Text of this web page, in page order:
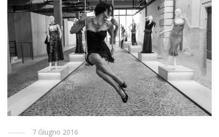
7 Giugno 2016